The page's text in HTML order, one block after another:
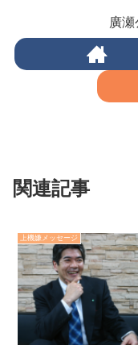
廣
関連記事
上機嫌メッセージ